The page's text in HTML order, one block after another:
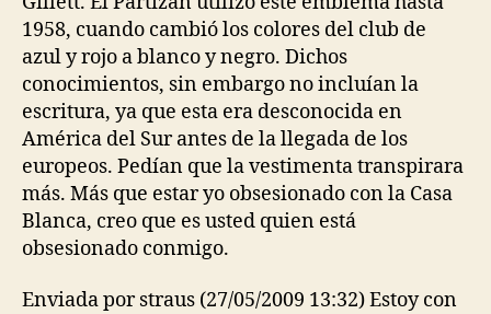
1958, cuando cambió los colores del club de
azul y rojo a blanco y negro. Dichos
conocimientos, sin embargo no incluían la
escritura, ya que esta era desconocida en
América del Sur antes de la llegada de los
europeos. Pedían que la vestimenta transpirara
más. Más que estar yo obsesionado con la Casa
Blanca, creo que es usted quien está
obsesionado conmigo.
Enviada por straus (27/05/2009 13:32) Estoy con